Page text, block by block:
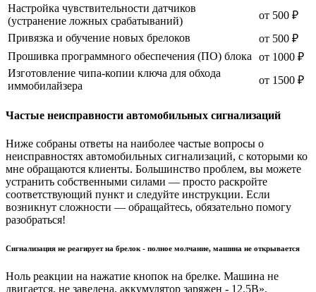
Настройка чувствительности датчиков
(устранение ложных срабатываний)
от 500 ₽
Привязка и обучение новых брелоков
от 500 ₽
Прошивка программного обеспечения (ПО) блока
от 1000 ₽
Изготовление чипа-копии ключа для обхода
иммобилайзера
от 1500 ₽
Частые неисправности автомобильных сигнализаций
Ниже собраны ответы на наиболее частые вопросы о
неисправностях автомобильных сигнализаций, с которыми ко
мне обращаются клиенты. Большинство проблем, вы можете
устранить собственными силами — просто раскройте
соответствующий пункт и следуйте инструкции. Если
возникнут сложности — обращайтесь, обязательно помогу
разобраться!
Сигнализация не реагирует на брелок - полное молчание, машина не открывается
Ноль реакции на нажатие кнопок на брелке. Машина не
двигается, не заведена, аккумулятор заряжен - 12.5В».